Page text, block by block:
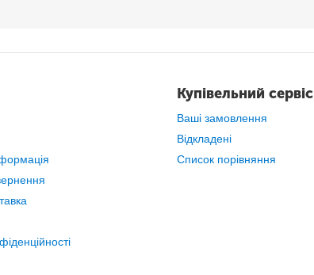
Купівельний сервіс
Ваші замовлення
Відкладені
Список порівняння